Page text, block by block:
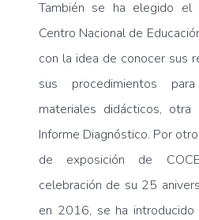
También se ha elegido
Centro Nacional de
con la idea de conocer sus
sus procedimientos
materiales didácticos,
Informe Diagnóstico. Por
de exposición de
celebración de su 25
en 2016, se ha introducido